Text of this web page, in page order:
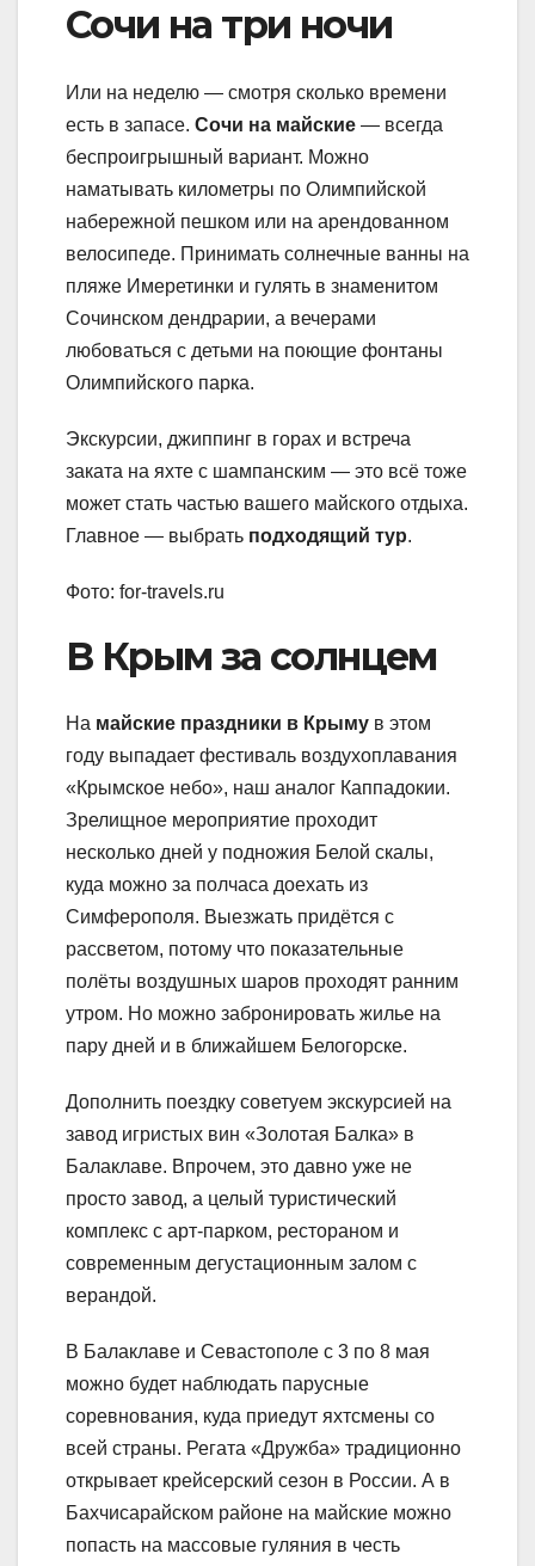
Сочи на три ночи
Или на неделю — смотря сколько времени
есть в запасе. Сочи на майские — всегда
беспроигрышный вариант. Можно
наматывать километры по Олимпийской
набережной пешком или на арендованном
велосипеде. Принимать солнечные ванны на
пляже Имеретинки и гулять в знаменитом
Сочинском дендрарии, а вечерами
любоваться с детьми на поющие фонтаны
Олимпийского парка.
Экскурсии, джиппинг в горах и встреча
заката на яхте с шампанским — это всё тоже
может стать частью вашего майского отдыха.
Главное — выбрать подходящий тур.
Фото: for-travels.ru
В Крым за солнцем
На майские праздники в Крыму в этом
году выпадает фестиваль воздухоплавания
«Крымское небо», наш аналог Каппадокии.
Зрелищное мероприятие проходит
несколько дней у подножия Белой скалы,
куда можно за полчаса доехать из
Симферополя. Выезжать придётся с
рассветом, потому что показательные
полёты воздушных шаров проходят ранним
утром. Но можно забронировать жилье на
пару дней и в ближайшем Белогорске.
Дополнить поездку советуем экскурсией на
завод игристых вин «Золотая Балка» в
Балаклаве. Впрочем, это давно уже не
просто завод, а целый туристический
комплекс с арт-парком, рестораном и
современным дегустационным залом с
верандой.
В Балаклаве и Севастополе с 3 по 8 мая
можно будет наблюдать парусные
соревнования, куда приедут яхтсмены со
всей страны. Регата «Дружба» традиционно
открывает крейсерский сезон в России. А в
Бахчисарайском районе на майские можно
попасть на массовые гуляния в честь